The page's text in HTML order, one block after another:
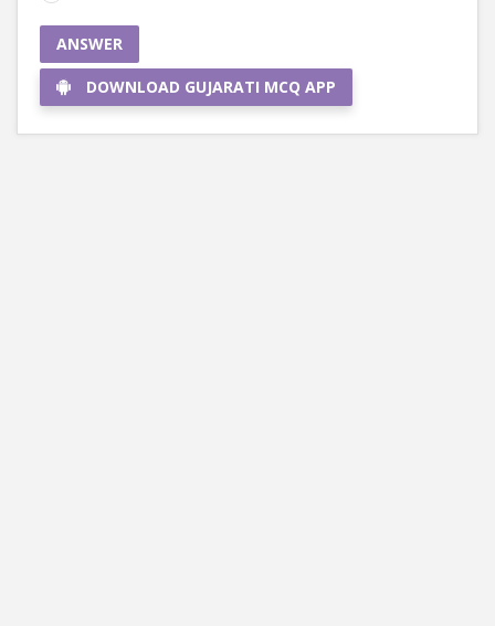
ANSWER
DOWNLOAD GUJARATI MCQ APP